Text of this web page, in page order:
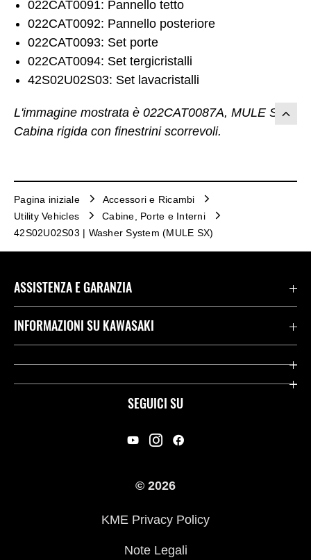
022CAT0091: Pannello tetto
022CAT0092: Pannello posteriore
022CAT0093: Set porte
022CAT0094: Set tergicristalli
42S02U02S03: Set lavacristalli
L'immagine mostrata è 022CAT0087A, MULE SX
Cabina rigida con finestrini scorrevoli.
Pagina iniziale
Accessori e Ricambi
Utility Vehicles
Cabine, Porte e Interni
42S02U02S03 | Washer System (MULE SX)
SEGUICI SU
ASSISTENZA E GARANZIA
Assistenza Stradale Kawasaki
Kawasaki Care
INFORMAZIONI SU KAWASAKI
Società
© 2026
KME Privacy Policy
Note Legali